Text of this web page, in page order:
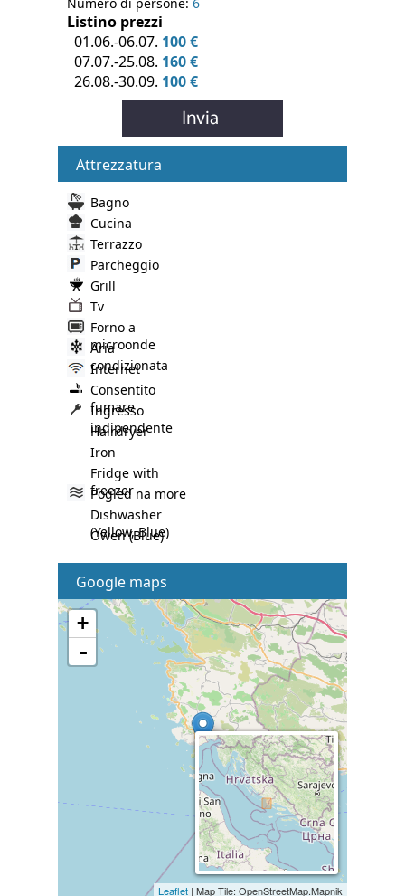
Listino prezzi
01.06.-06.07. 100 €
07.07.-25.08. 160 €
26.08.-30.09. 100 €
Attrezzatura
Bagno
Cucina
Terrazzo
Parcheggio
Grill
Tv
Forno a
microonde
Aria
condizionata
Internet
Consentito
fumare
Ingresso
indipendente
Hairdryer
Iron
Fridge with
freezer
Pogled na more
Dishwasher
(Yellow, Blue)
Owen (Blue)
Google maps